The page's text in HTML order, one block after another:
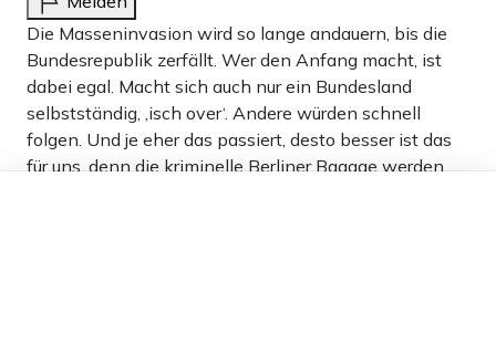
Die Masseninvasion wird so lange andauern, bis die
Bundesrepublik zerfällt. Wer den Anfang macht, ist
dabei egal. Macht sich auch nur ein Bundesland
selbstständig, ‚isch over‘. Andere würden schnell
folgen. Und je eher das passiert, desto besser ist das
für uns, denn die kriminelle Berliner Bagage werden